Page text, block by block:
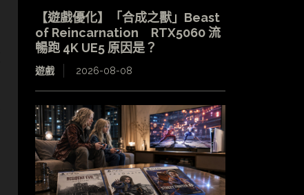
【遊戲優化】「合成之獸」Beast
of Reincarnation RTX5060 流
暢跑 4K UE5 原因是？
遊戲 2026-08-08